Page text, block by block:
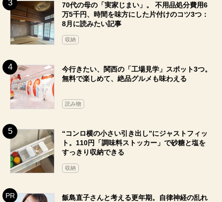
70代の母の「実家じまい」。 不用品処分費用6
万5千円、時間を味方にした片付けのコツ3つ：
8月に読みたい記事
収納
今行きたい、関西の「工場見学」スポット3つ。
無料で楽しめて、絶品グルメも味わえる
読み物
“コンロ横の小さい引き出し”にジャストフィッ
ト。110円「調味料ストッカー」で砂糖と塩を
すっきり収納できる
収納
飯島直子さんと考える更年期。自律神経の乱れ